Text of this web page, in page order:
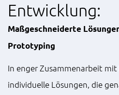
Entwicklung:
Maßgeschneiderte
Prototyping
In enger Zusammenarbeit
individuelle Lösungen, die